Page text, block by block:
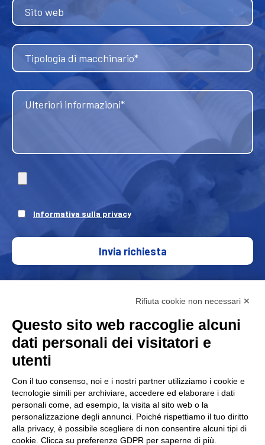
Informativa sulla privacy
Invia richiesta
FAP Srl è associato alla Associazione nazionale costruttori
di
macchine e stampi per materie plastiche e gomma
Amaplast.
Rifiuta cookie non necessari ✕
Questo sito web raccoglie alcuni
dati personali dei visitatori e
utenti
Con il tuo consenso, noi e i nostri partner utilizziamo i cookie e
tecnologie simili per archiviare, accedere ed elaborare i dati
personali come, ad esempio, la visita al sito web o la
personalizzazione degli annunci. Poiché rispettiamo il tuo diritto
alla privacy, è possibile scegliere di non consentire alcuni tipi di
cookie. Clicca su preferenze GDPR per saperne di più.